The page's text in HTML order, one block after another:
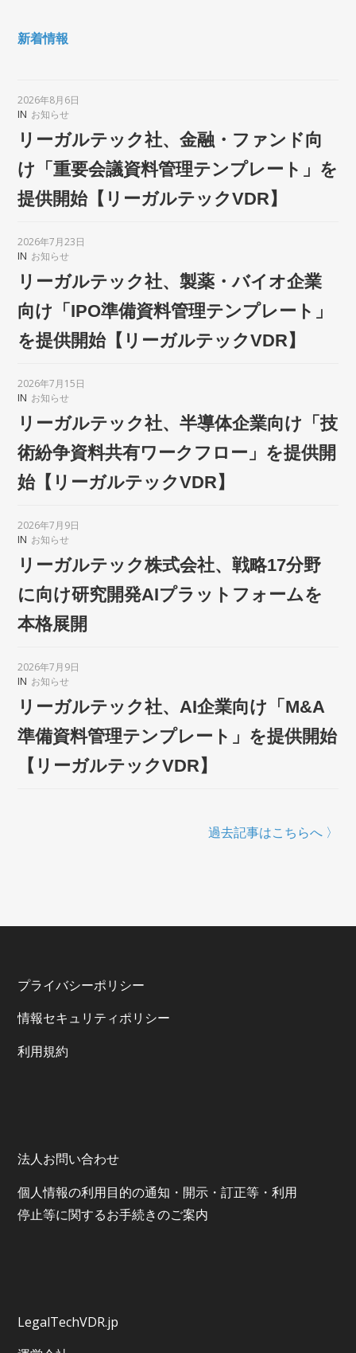
新着情報
2026年8月6日
IN お知らせ
リーガルテック社、金融・ファンド向
け「重要会議資料管理テンプレート」を
提供開始【リーガルテックVDR】
2026年7月23日
IN お知らせ
リーガルテック社、製薬・バイオ企業
向け「IPO準備資料管理テンプレート」
を提供開始【リーガルテックVDR】
2026年7月15日
IN お知らせ
リーガルテック社、半導体企業向け「技
術紛争資料共有ワークフロー」を提供開
始【リーガルテックVDR】
2026年7月9日
IN お知らせ
リーガルテック株式会社、戦略17分野
に向け研究開発AIプラットフォームを
本格展開
2026年7月9日
IN お知らせ
リーガルテック社、AI企業向け「M&A
準備資料管理テンプレート」を提供開始
【リーガルテックVDR】
過去記事はこちらへ 〉
プライバシーポリシー
情報セキュリティポリシー
利⽤規約
法人お問い合わせ
個⼈情報の利⽤⽬的の通知・開⽰・訂正等・利⽤
停⽌等に関するお⼿続きのご案内
LegalTechVDR.jp